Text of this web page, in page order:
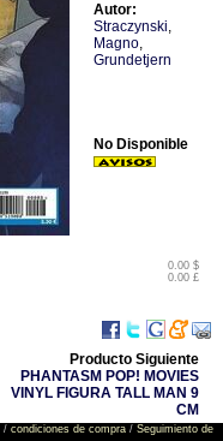
Autor:
Straczynski,
Magno,
Grundetjern
0.00 $
0.00 £
No Disponible
Producto Siguiente
PHANTASM POP! MOVIES
VINYL FIGURA TALL MAN 9
CM
/ condiciones de compra/ Seguimiento de